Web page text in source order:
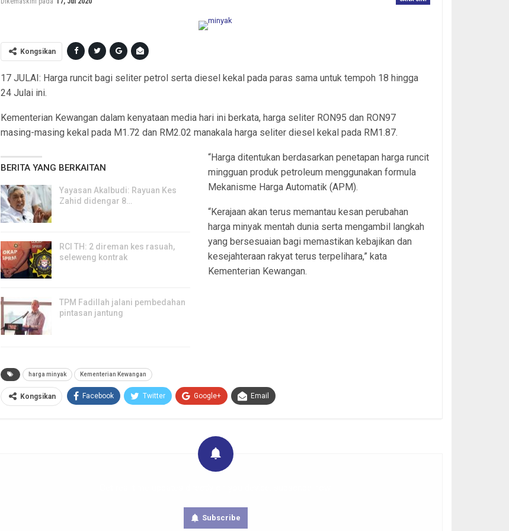
Kongsikan
17 JULAI: Harga runcit bagi seliter petrol serta diesel kekal pada paras sama untuk tempoh 18 hingga
24 Julai ini.
Kementerian Kewangan dalam kenyataan media hari ini berkata, harga seliter RON95 dan RON97
masing-masing kekal pada M1.72 dan RM2.02 manakala harga seliter diesel kekal pada RM1.87.
BERITA YANG BERKAITAN
Yayasan Akalbudi: Rayuan Kes
Zahid didengar 8…
RCI TH: 2 direman kes rasuah,
seleweng kontrak
TPM Fadillah jalani pembedahan
pintasan jantung
“Harga ditentukan berdasarkan penetapan harga runcit
mingguan produk petroleum menggunakan formula
Mekanisme Harga Automatik (APM).
“Kerajaan akan terus memantau kesan perubahan
harga minyak mentah dunia serta mengambil langkah
yang bersesuaian bagi memastikan kebajikan dan
kesejahteraan rakyat terus terpelihara,” kata
Kementerian Kewangan.
harga minyak Kementerian Kewangan
Kongsikan Facebook Twitter Google+ Email
Subscribe